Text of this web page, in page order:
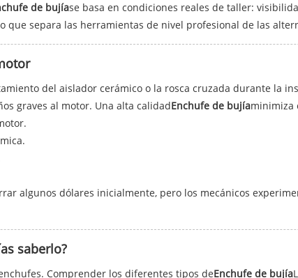
de bujíase basa en condiciones reales de taller:
que separa las herramientas de nivel profesional de las
del aislador cerámico o la rosca cruzada durante la
graves al motor. Una alta calidadEnchufe de bujíaminimiza
algunos dólares inicialmente, pero los mecánicos
saberlo?
Comprender los diferentes tipos deEnchufe de bujía